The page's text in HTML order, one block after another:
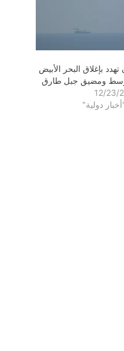
تهدد بإغلاق البحر الأبيض
​​ومضيق جبل طارق
12/23/
دولية"